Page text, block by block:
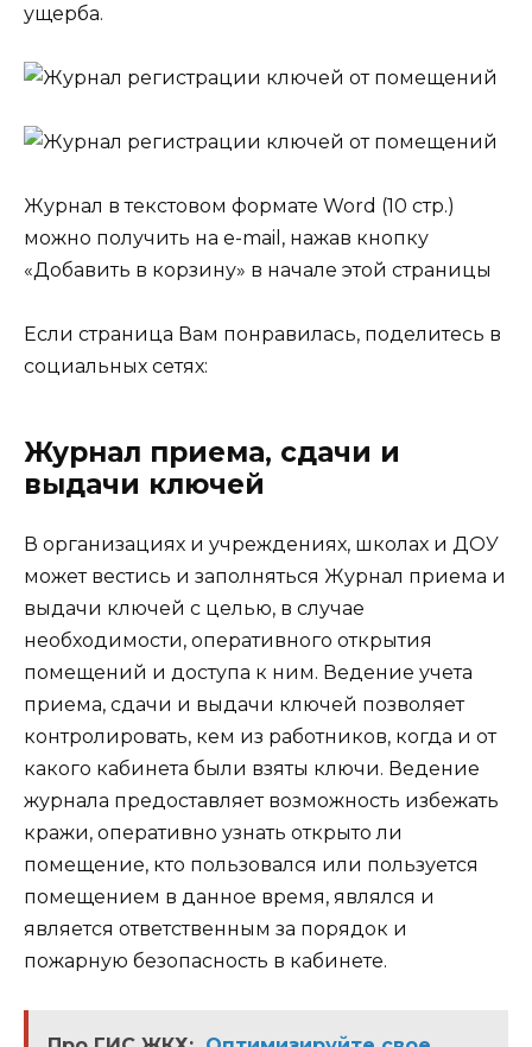
ущерба.
Журнал в текстовом формате Word (10 стр.)
можно получить на e-mail, нажав кнопку
«Добавить в корзину» в начале этой страницы
Если страница Вам понравилась, поделитесь в
социальных сетях:
Журнал приема, сдачи и
выдачи ключей
В организациях и учреждениях, школах и ДОУ
может вестись и заполняться Журнал приема и
выдачи ключей с целью, в случае
необходимости, оперативного открытия
помещений и доступа к ним. Ведение учета
приема, сдачи и выдачи ключей позволяет
контролировать, кем из работников, когда и от
какого кабинета были взяты ключи. Ведение
журнала предоставляет возможность избежать
кражи, оперативно узнать открыто ли
помещение, кто пользовался или пользуется
помещением в данное время, являлся и
является ответственным за порядок и
пожарную безопасность в кабинете.